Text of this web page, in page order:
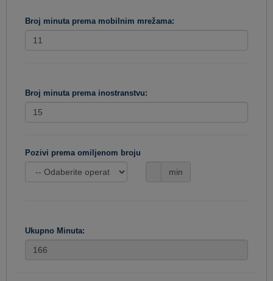
Broj minuta prema mobilnim mrežama:
Broj minuta prema inostranstvu:
Pozivi prema omiljenom broju
min
Ukupno Minuta: